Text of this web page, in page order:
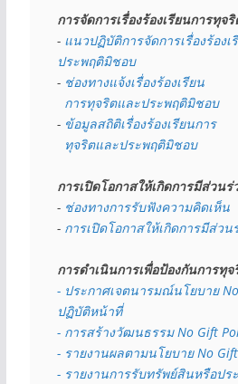
การจัดการเรื่องร้องเรียนการทุ
- แนวปฏิบัติการจัดการเรื่องร้อง
ประพฤติมิชอบ
- ช่องทางแจ้งเรื่องร้องเรียน
  การทุจริตและประพฤติมิชอบ
- ข้อมูลสถิติเรื่องร้องเรียนการ
  ทุจริตและประพฤติมิชอบ
การเปิดโอกาสให้เกิดการมีส่วนร่
- ช่องทางการรับฟังความคิดเห็น
- การเปิดโอกาสให้เกิดการมีส่วน
การดำเนินการเพื่อป้องกันการทุจ
- ประกาศเจตนารมณ์นโยบาย
ปฏิบัติหน้าที่
- การสร้างวัฒนธรรม No Gift
- รายงานผลตามนโยบาย No Gift
- รายงานการรับทรัพย์สินหรือปร